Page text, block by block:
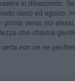
in disaccordo.
cieco ed egoico,
primis verso noi
che-chiama-
non ce ne